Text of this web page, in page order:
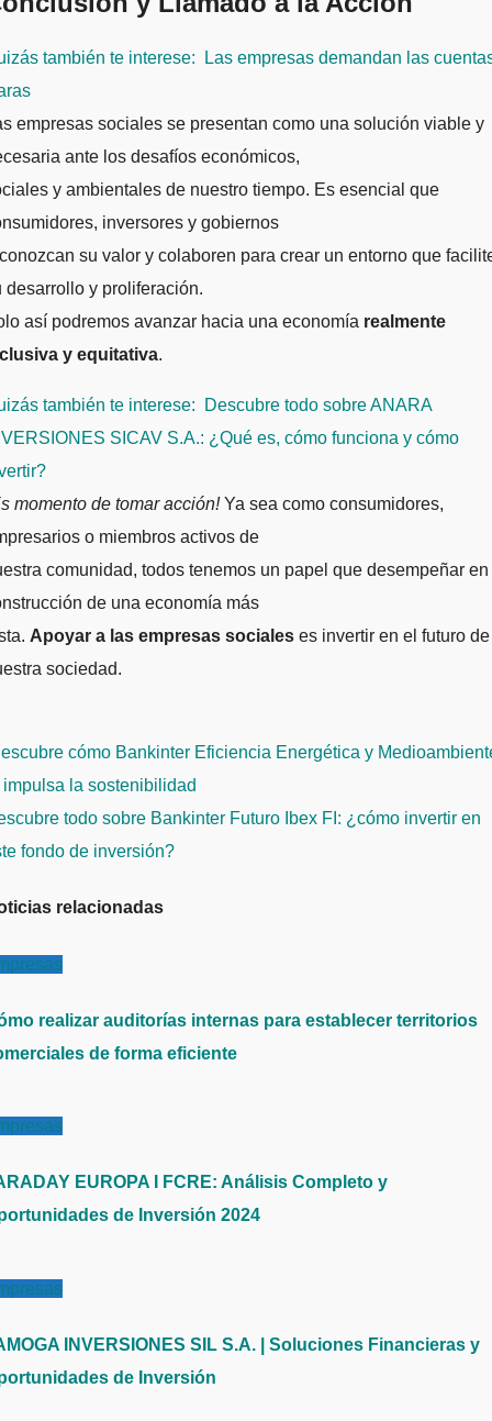
también te interese:
Las empresas demandan las
empresas sociales se presentan como una solución viable y
ante los desafíos económicos,
y ambientales de nuestro tiempo. Es esencial que
inversores y gobiernos
su valor y colaboren para crear un entorno que
desarrollo y proliferación.
así podremos avanzar hacia una economía realmente
y equitativa.
también te interese:
Descubre todo sobre ANARA
SICAV S.A.: ¿Qué es, cómo funciona y cómo
momento de tomar acción!Ya sea como consumidores,
o miembros activos de
comunidad, todos tenemos un papel que desempeñar
de una economía más
Apoyar a las empresas sociales es invertir en el futuro de
sociedad.
cómo Bankinter Eficiencia Energética y
impulsa la sostenibilidad
todo sobre Bankinter Futuro Ibex FI: ¿cómo invertir en
fondo de inversión?
relacionadas
realizar auditorías internas para establecer territorios
de forma eficiente
EUROPA I FCRE: Análisis Completo y
de Inversión 2024
INVERSIONES SIL S.A. | Soluciones Financieras y
de Inversión